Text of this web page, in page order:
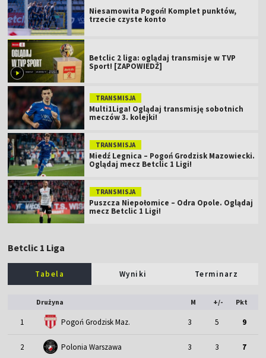
Niesamowita Pogoń! Komplet punktów,
trzecie czyste konto
Betclic 2 liga: oglądaj transmisje w TVP
Sport! [ZAPOWIEDŹ]
TRANSMISJA
Multi1Liga! Oglądaj transmisję sobotnich
meczów 3. kolejki!
TRANSMISJA
Miedź Legnica – Pogoń Grodzisk Mazowiecki.
Oglądaj mecz Betclic 1 Ligi!
TRANSMISJA
Puszcza Niepołomice – Odra Opole. Oglądaj
mecz Betclic 1 Ligi!
Betclic 1 Liga
Tabela Wyniki Terminarz
Drużyna M +/- Pkt
1 Pogoń Grodzisk Maz. 3 5 9
2 Polonia Warszawa 3 3 7